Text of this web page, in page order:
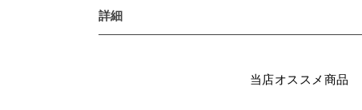
詳細
当店オススメ商品